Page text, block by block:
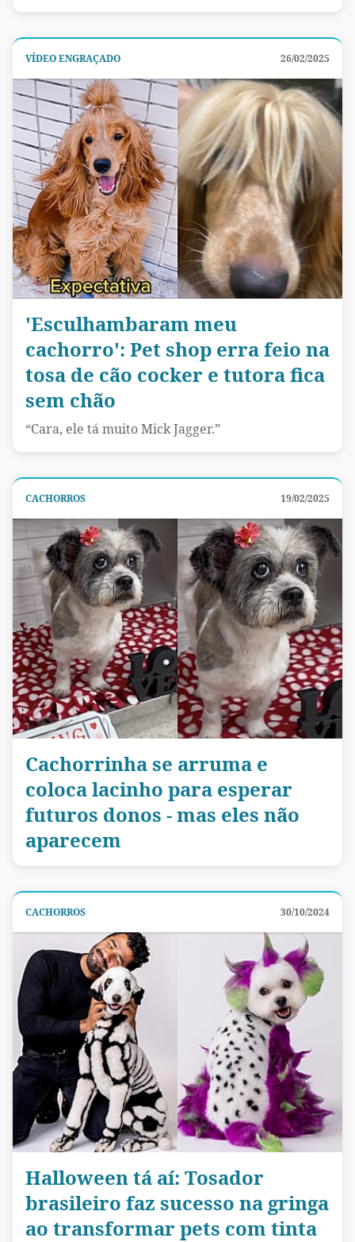
VÍDEO ENGRAÇADO 26/02/2025
'Esculhambaram meu
cachorro': Pet shop erra feio na
tosa de cão cocker e tutora fica
sem chão
“Cara, ele tá muito Mick Jagger.”
CACHORROS 19/02/2025
Cachorrinha se arruma e
coloca lacinho para esperar
futuros donos - mas eles não
aparecem
CACHORROS 30/10/2024
Halloween tá aí: Tosador
brasileiro faz sucesso na gringa
ao transformar pets com tinta